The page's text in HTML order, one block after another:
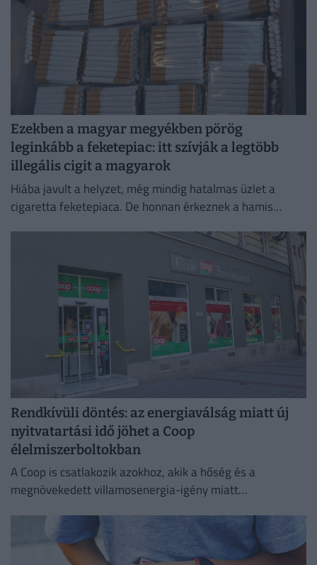
Ezekben a magyar megyékben pörög
leginkább a feketepiac: itt szívják a legtöbb
illegális cigit a magyarok
Hiába javult a helyzet, még mindig hatalmas üzlet a
cigaretta feketepiaca. De honnan érkeznek a hamis
Rendkívüli döntés: az energiaválság miatt új
nyitvatartási idő jöhet a Coop
élelmiszerboltokban
A Coop is csatlakozik azokhoz, akik a hőség és a
megnövekedett villamosenergia-igény miatt